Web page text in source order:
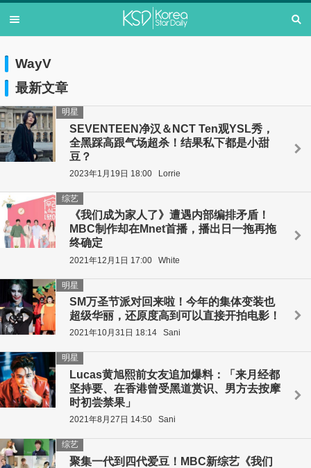
WayV
最新文章
SEVENTEEN净汉＆NCT Ten观YSL秀，
全黑踩高跟气场超杀！结果私下都是小甜
豆？
明星
2023年1月19日 18:00 Lorrie
《我们成为家人了》遭遇内部编排矛盾！
MBC制作却在Mnet首播，播出日一拖再拖
终确定
综艺
2021年12月1日 17:00 White
SM万圣节派对回来啦！今年的集体变装也
超级华丽，还原度高到可以直接开拍电影！
明星
2021年10月31日 18:14 Sani
Lucas黄旭熙前女友追加爆料：「来月经都
坚持要、在香港曾受黑道赏识、男方去按摩
时初尝禁果」
明星
2021年8月27日 14:50 Sani
聚集一代到四代爱豆！MBC新综艺《我们
综艺